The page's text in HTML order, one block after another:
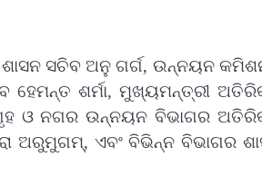
ସଚିବ ଅନୁ ଗର୍ଗ, ଉନ୍ନୟନ
ହେମନ୍ତ ଶର୍ମା, ମୁଖ୍ୟମନ୍ତ୍ରୀ
ଓ ନଗର ଉନ୍ନୟନ ବିଭାଗର
ଅରୁମୁଗମ୍‌, ଏବଂ ବିଭିନ୍ନ ବିଭାଗର